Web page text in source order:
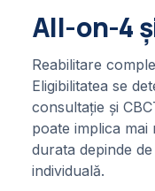
All-on-4
Reabilitare
Eligibilitatea se
consultație și
poate implica mai
durata depinde
individuală.